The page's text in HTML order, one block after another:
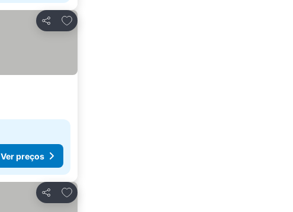
Partilhar
Adicionar aos favoritos
Ver preços
Partilhar
Adicionar aos favoritos